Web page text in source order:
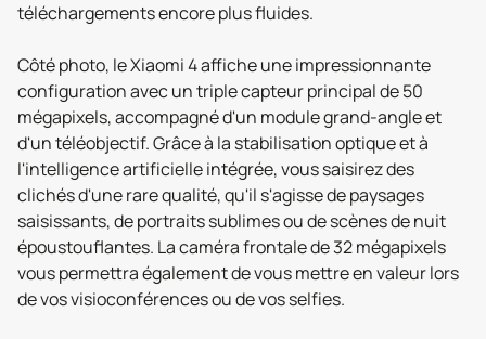
téléchargements encore plus fluides.
Côté photo, le Xiaomi 4 affiche une impressionnante
configuration avec un triple capteur principal de 50
mégapixels, accompagné d'un module grand-angle et
d'un téléobjectif. Grâce à la stabilisation optique et à
l'intelligence artificielle intégrée, vous saisirez des
clichés d'une rare qualité, qu'il s'agisse de paysages
saisissants, de portraits sublimes ou de scènes de nuit
époustouflantes. La caméra frontale de 32 mégapixels
vous permettra également de vous mettre en valeur lors
de vos visioconférences ou de vos selfies.